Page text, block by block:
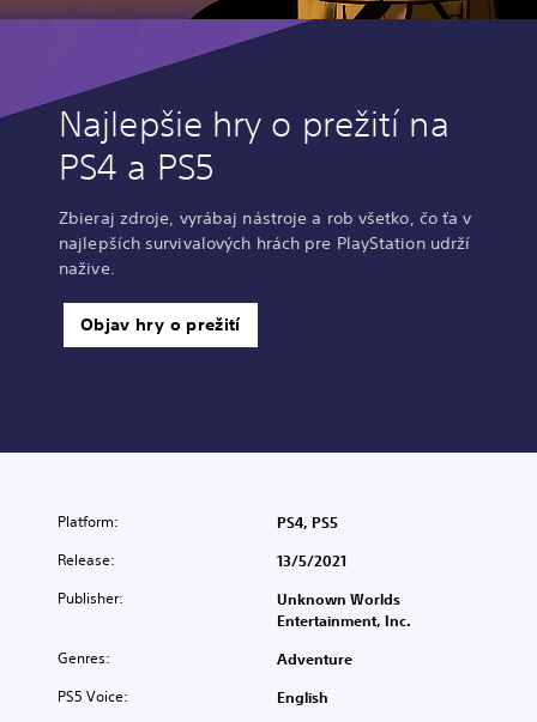
Najlepšie hry o prežití na
PS4 a PS5
Zbieraj zdroje, vyrábaj nástroje a rob všetko, čo ťa v
najlepších survivalových hrách pre PlayStation udrží
nažive.
Objav hry o prežití
Platform: PS4, PS5
Release: 13/5/2021
Publisher:
Unknown Worlds
Entertainment, Inc.
Genres: Adventure
PS5 Voice: English